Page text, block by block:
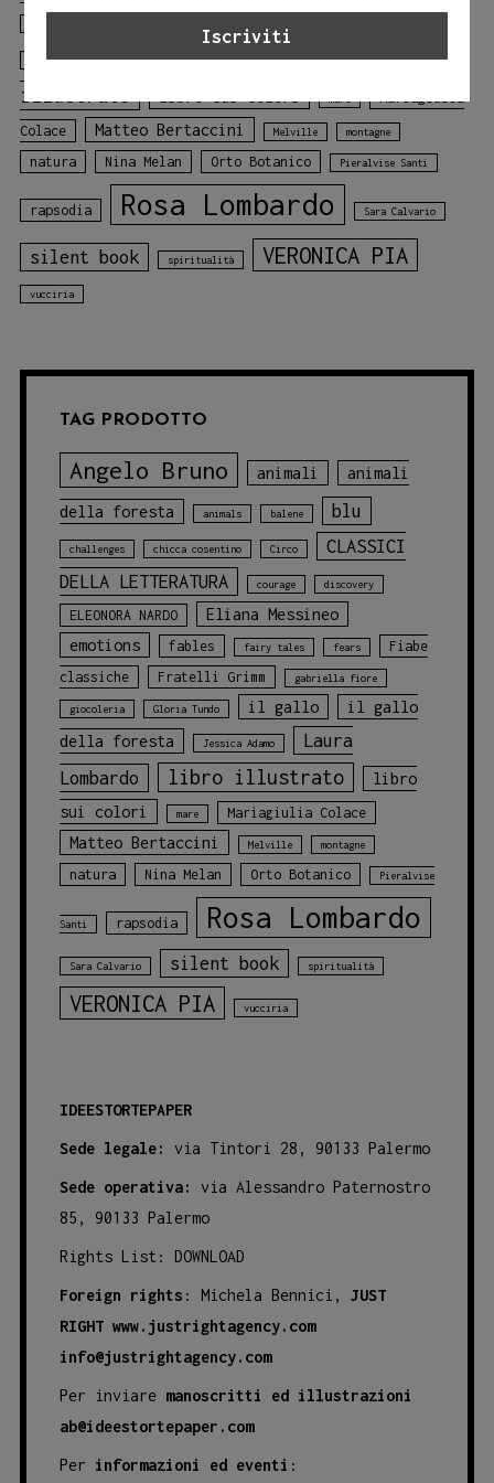
Jessica Adamo Laura Lombardo
libro
illustrato
Mariagiulia
Colace
Matteo Bertaccini Melville montagne
natura Nina Melan Orto Botanico Pieralvise Santi
rapsodia Rosa Lombardo Sara Calvario
silent book spiritualità VERONICA PIA
vucciria
TAG PRODOTTO
Angelo Bruno animali animali
della foresta animals balene blu
challenges chicca cosentino Circo
CLASSICI
DELLA LETTERATURA
courage discovery
ELEONORA NARDO
Eliana Messineo
emotions
fables fairy tales fears
Fiabe
classiche
Fratelli Grimm gabriella fiore
giocoleria Gloria Tundo il gallo
il gallo
della foresta
Jessica Adamo
Laura
Lombardo
libro illustrato
libro
sui colori
mare Mariagiulia Colace
Matteo Bertaccini Melville montagne
natura Nina Melan Orto Botanico Pieralvise
Santi rapsodia Rosa Lombardo
Sara Calvario silent book spiritualità
VERONICA PIA vucciria
IDEESTORTEPAPER
Sede legale: via Tintori 28, 90133 Palermo
Sede operativa:
via Alessandro Paternostro
85, 90133 Palermo
Rights List: DOWNLOAD
Foreign rights : Michela Bennici, JUST
RIGHT www.justrightagency.com
info@justrightagency.com
Per inviare manoscritti ed illustrazioni
ab@ideestortepaper.com
Per informazioni ed eventi :